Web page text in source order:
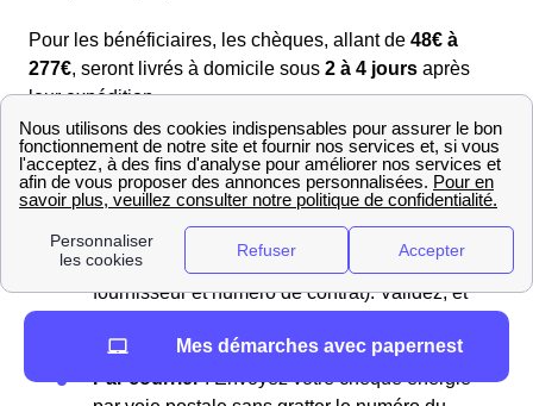
Pour les bénéficiaires, les chèques, allant de 48€ à
277€, seront livrés à domicile sous 2 à 4 jours après
leur expédition.
En ligne : Visitez lesite du chèque énergieet
saisissez le numéro de votre chèque situé
dans la case “Nul si découvert”. Grattez cette
case pour révéler le numéro. Ensuite, entrez
les détails de votre contrat (nom du
fournisseur et numéro de contrat). Validez, et
factures.
Par courrier: Envoyez votre chèque énergie
Mes démarches avec papernest